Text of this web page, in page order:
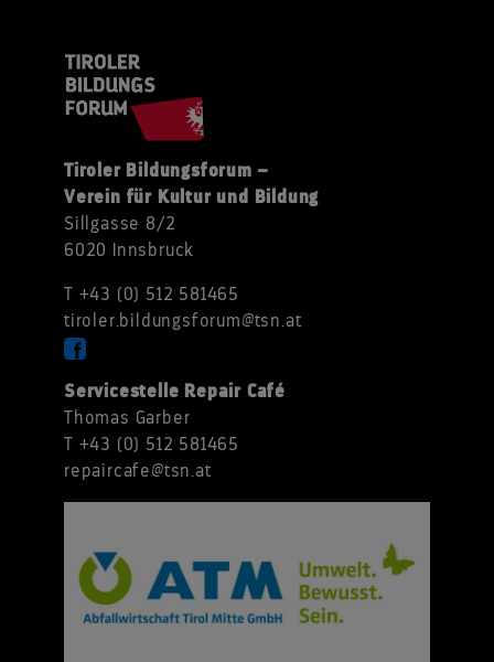
Tiroler Bildungsforum –
Verein für Kultur und Bildung
Sillgasse 8/2
6020 Innsbruck
T +43 (0) 512 581465
tiroler.bildungsforum@tsn.at
Servicestelle Repair Café
Thomas Garber
T +43 (0) 512 581465
repaircafe@tsn.at